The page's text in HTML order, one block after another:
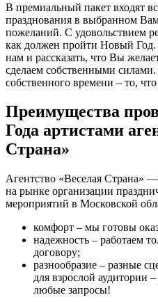
В премиальный пакет входят
празднования в выбранном
пожеланий. С удовольствием
как должен пройти Новый
нам и рассказать, что Вы
сделаем собственными
собственного времени – то,
Преимущества
Года артистами
Страна»
Агентство «Веселая Страна»
на рынке организации
мероприятий в Московской
комфорт – мы готовы
надежность – работаем
договору;
разнообразие – разные
для взрослой аудитории
любые запросы!